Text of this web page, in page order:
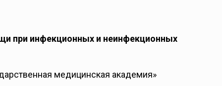
при инфекционных и неинфекционных
медицинская академия»